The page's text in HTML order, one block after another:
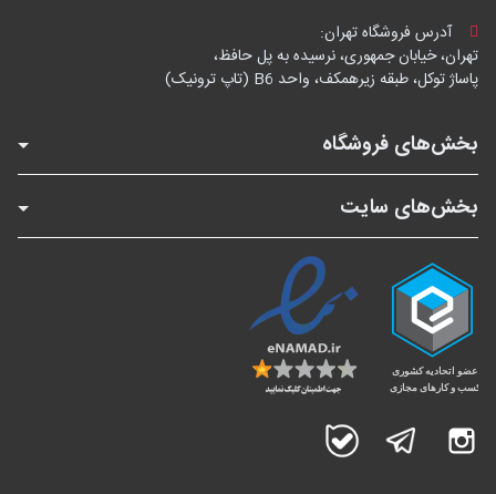
آدرس فروشگاه تهران:
تهران، خیابان جمهوری، نرسیده به پل حافظ،
پاساژ توکل، طبقه زیرهمکف، واحد B6 (تاپ ترونیک)
بخش‌های فروشگاه
بخش‌های سایت
اینستاگرام تلگرام